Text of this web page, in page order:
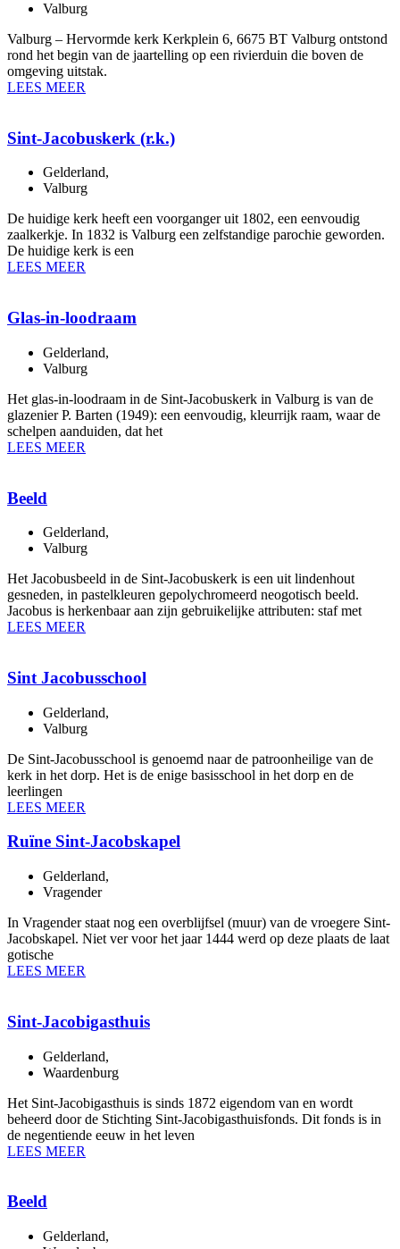
Valburg
Valburg – Hervormde kerk Kerkplein 6, 6675 BT Valburg ontstond
rond het begin van de jaartelling op een rivierduin die boven de
omgeving uitstak.
LEES MEER
Sint-Jacobuskerk (r.k.)
Gelderland,
Valburg
De huidige kerk heeft een voorganger uit 1802, een eenvoudig
zaalkerkje. In 1832 is Valburg een zelfstandige parochie geworden.
De huidige kerk is een
LEES MEER
Glas-in-loodraam
Gelderland,
Valburg
Het glas-in-loodraam in de Sint-Jacobuskerk in Valburg is van de
glazenier P. Barten (1949): een eenvoudig, kleurrijk raam, waar de
schelpen aanduiden, dat het
LEES MEER
Beeld
Gelderland,
Valburg
Het Jacobusbeeld in de Sint-Jacobuskerk is een uit lindenhout
gesneden, in pastelkleuren gepolychromeerd neogotisch beeld.
Jacobus is herkenbaar aan zijn gebruikelijke attributen: staf met
LEES MEER
Sint Jacobusschool
Gelderland,
Valburg
De Sint-Jacobusschool is genoemd naar de patroonheilige van de
kerk in het dorp. Het is de enige basisschool in het dorp en de
leerlingen
LEES MEER
Ruïne Sint-Jacobskapel
Gelderland,
Vragender
In Vragender staat nog een overblijfsel (muur) van de vroegere Sint-
Jacobskapel. Niet ver voor het jaar 1444 werd op deze plaats de laat
gotische
LEES MEER
Sint-Jacobigasthuis
Gelderland,
Waardenburg
Het Sint-Jacobigasthuis is sinds 1872 eigendom van en wordt
beheerd door de Stichting Sint-Jacobigasthuisfonds. Dit fonds is in
de negentiende eeuw in het leven
LEES MEER
Beeld
Gelderland,